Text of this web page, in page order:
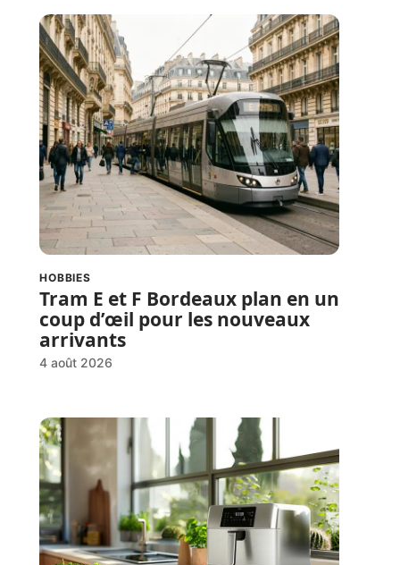
HOBBIES
Tram E et F Bordeaux plan en un
coup d’œil pour les nouveaux
arrivants
4 août 2026